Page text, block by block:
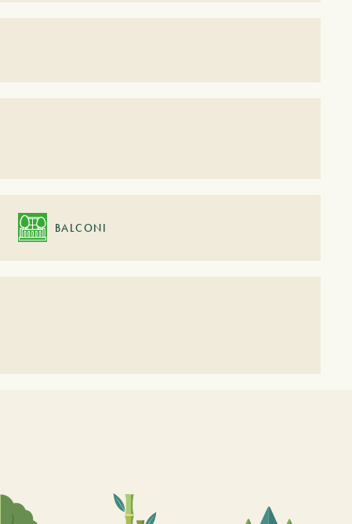
BALCONI